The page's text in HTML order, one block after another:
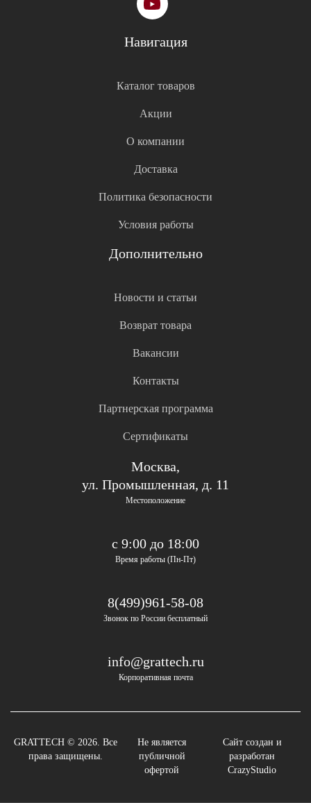
Навигация
Каталог товаров
Акции
О компании
Доставка
Политика безопасности
Условия работы
Дополнительно
Новости и статьи
Возврат товара
Вакансии
Контакты
Партнерская программа
Сертификаты
Москва,
ул. Промышленная, д. 11
Местоположение
с 9:00 до 18:00
Время работы (Пн-Пт)
8(499)961-58-08
Звонок по России бесплатный
info@grattech.ru
Корпоративная почта
GRATTECH © 2026. Все
права защищены.
Не является
публичной
офертой
Сайт создан и
разработан
CrazyStudio